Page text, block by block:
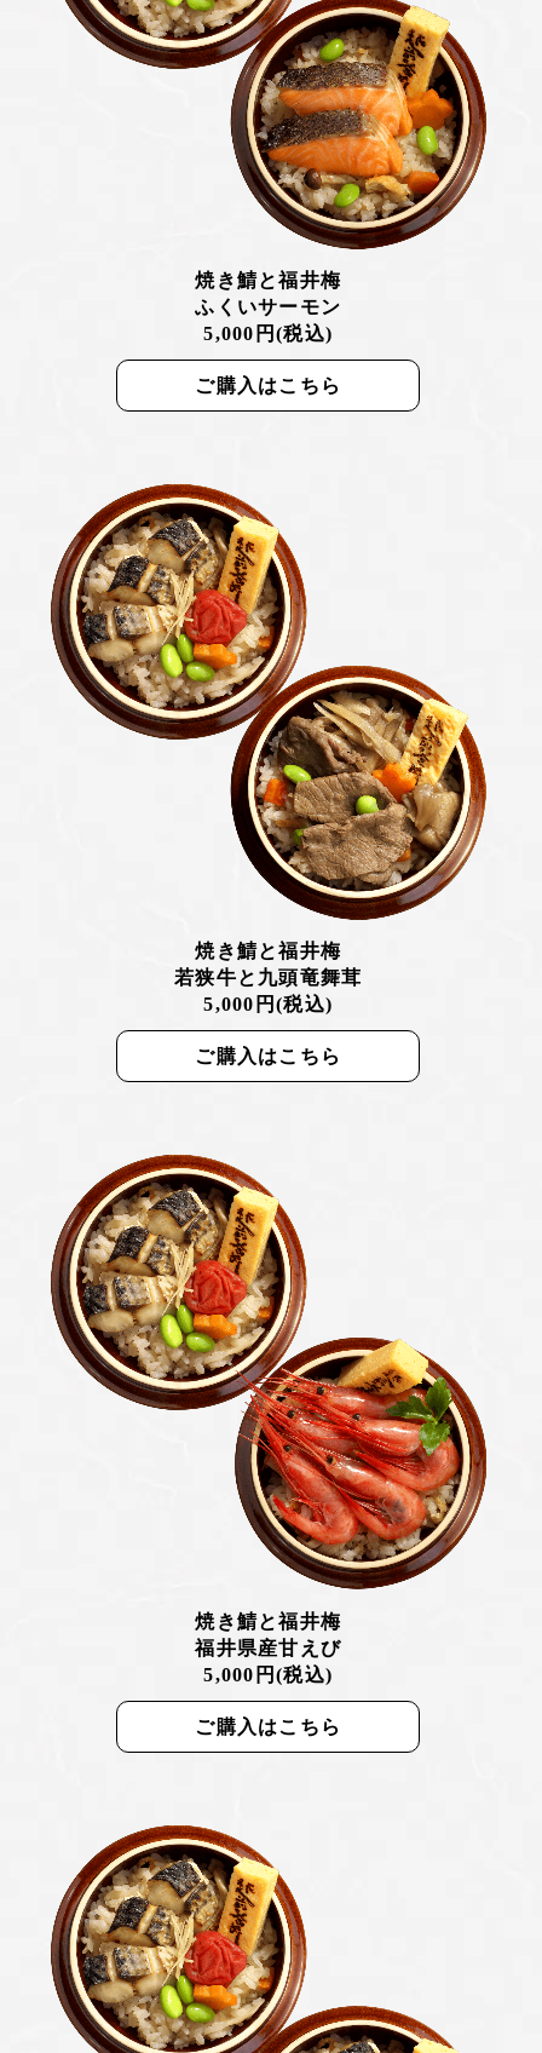
焼き鯖と福井梅
ふくいサーモン
5,000円(税込)
ご購入はこちら
焼き鯖と福井梅
若狭牛と九頭竜舞茸
5,000円(税込)
ご購入はこちら
焼き鯖と福井梅
福井県産甘えび
5,000円(税込)
ご購入はこちら